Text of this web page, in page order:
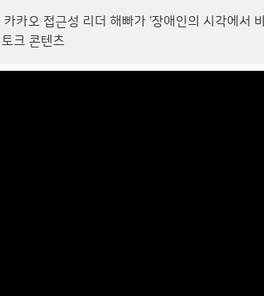
카오 접근성 리더 해빠가 ‘장애인의 시각에서
크 콘텐츠